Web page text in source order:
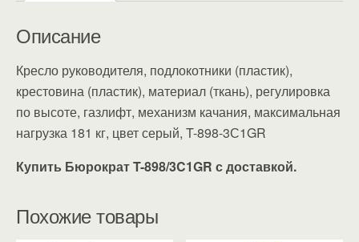
Описание
Кресло руководителя, подлокотники (пластик),
крестовина (пластик), материал (ткань), регулировка
по высоте, газлифт, механизм качания, максимальная
нагрузка 181 кг, цвет серый, T-898-3С1GR
Купить Бюрократ T-898/3C1GR с доставкой.
Похожие товары